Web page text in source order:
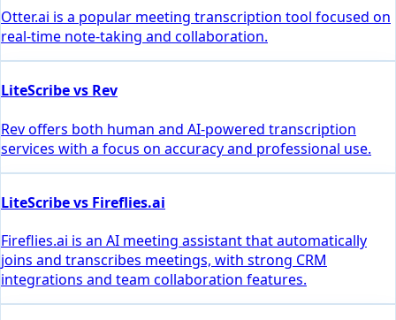
Otter.ai is a popular meeting transcription tool focused on
real-time note-taking and collaboration.
LiteScribe vs Rev
Rev offers both human and AI-powered transcription
services with a focus on accuracy and professional use.
LiteScribe vs Fireflies.ai
Fireflies.ai is an AI meeting assistant that automatically
joins and transcribes meetings, with strong CRM
integrations and team collaboration features.